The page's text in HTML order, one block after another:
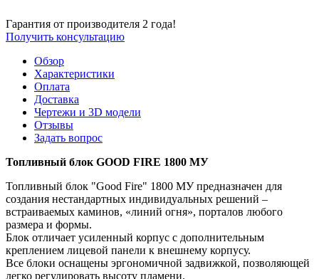
Гарантия от производителя 2 года!
Получить консультацию
Обзор
Характеристики
Оплата
Доставка
Чертежи и 3D модели
Отзывы
Задать вопрос
Топливный блок GOOD FIRE 1800 МУ
Топливный блок "Good Fire" 1800 МУ предназначен для
создания нестандартных индивидуальных решений –
встраиваемых каминов, «линий огня», порталов любого
размера и формы.
Блок отличает усиленный корпус с дополнительным
креплением лицевой панели к внешнему корпусу.
Все блоки оснащены эргономичной задвижкой, позволяющей
легко регулировать высоту пламени.